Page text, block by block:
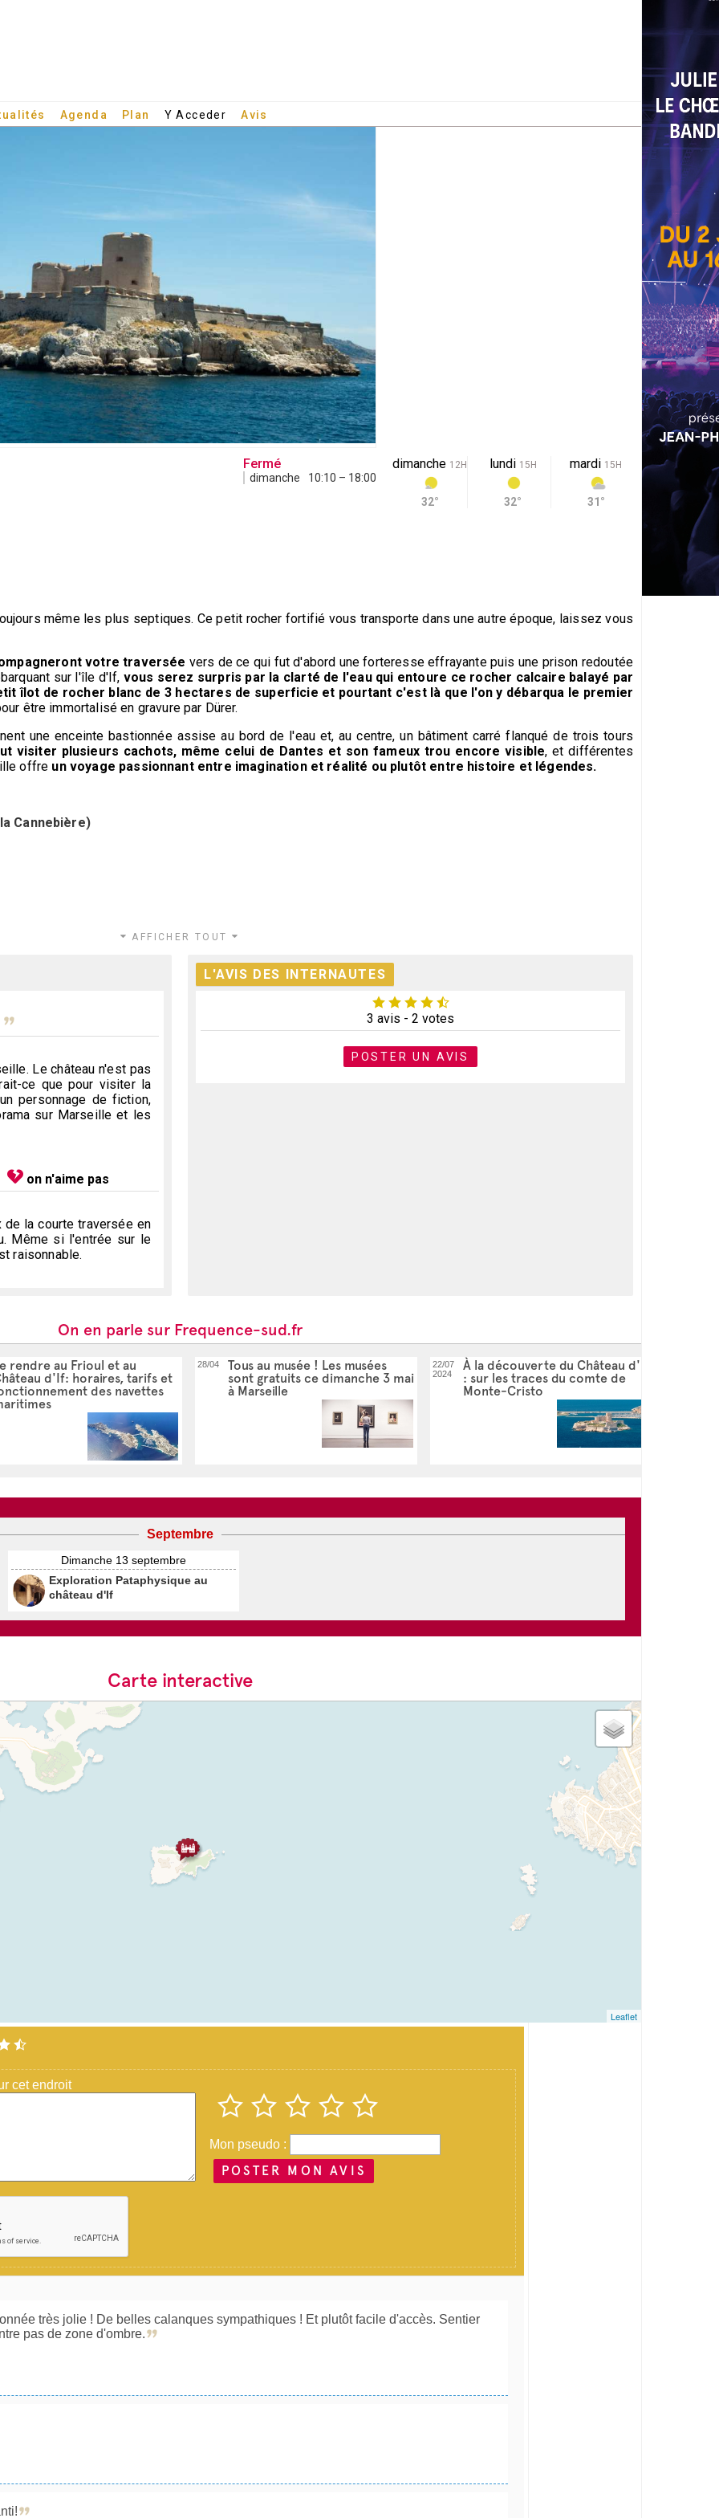
Agenda Plan Y Acceder Avis
Fermé
dimanche 10:10 – 18:00
dimanche 12H
32°
lundi 15H
32°
mardi 15H
31°
même les plus septiques. Ce petit rocher fortifié vous transporte dans une autre époque, laissez vous
votre traversée vers de ce qui fut d'abord une forteresse effrayante puis une prison redoutée
sur l'île d'If, vous serez surpris par la clarté de l'eau qui entoure ce rocher calcaire balayé par
îlot de rocher blanc de 3 hectares de superficie et pourtant c'est là que l'on y débarqua le premier
être immortalisé en gravure par Dürer.
une enceinte bastionnée assise au bord de l'eau et, au centre, un bâtiment carré flanqué de trois tours
visiter plusieurs cachots, même celui de Dantes et son fameux trou encore visible, et différentes
offre un voyage passionnant entre imagination et réalité ou plutôt entre histoire et légendes.
Cannebière)
pas ouvert.
tour des deux
d'If
Il est donc important de vérifier sur le site des compagnies maritimes et du Château d'If si l'accès est
et résidents réguliers non-européens sur le territoire de l’Union Européenne)
d'If:
des
AFFICHER TOUT
Le château n'est pas
ce que pour visiter la
personnage de fiction,
sur Marseille et les
on n'aime pas
de la courte traversée en
Même si l'entrée sur le
raisonnable.
L'AVIS DES INTERNAUTES
3 avis - 2 votes
POSTER UN AVIS
On en parle sur Frequence-sud.fr
rendre au Frioul et au
d'If: horaires, tarifs et
des navettes
28/04
Tous au musée ! Les musées
sont gratuits ce dimanche 3 mai
à Marseille
22/07
2024
À la découverte du Château d'If
: sur les traces du comte de
Monte-Cristo
Septembre
Dimanche 13 septembre
Exploration Pataphysique au
château d'If
Carte interactive
Leaflet
cet endroit
Mon pseudo :
POSTER MON AVIS
très jolie ! De belles calanques sympathiques ! Et plutôt facile d'accès. Sentier
pas de zone d'ombre.